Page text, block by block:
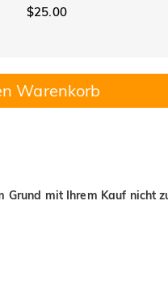
$25.00
Warenkorb
mit Ihrem Kauf nicht